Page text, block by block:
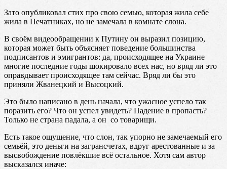
Зато опубликовал стих про свою семью, которая жила себе
жила в Печатниках, но не замечала в комнате слона.
В своём видеообращении к Путину он выразил позицию,
которая может быть объясняет поведение большинства
подписантов и эмигрантов: да, происходящее на Украине
многие последние годы шокировало всех нас, но вряд ли это
оправдывает происходящее там сейчас. Вряд ли бы это
приняли Жванецкий и Высоцкий.
Это было написано в день начала, что ужасное успело так
поразить его? Что он успел увидеть? Падение в пропасть?
Только не страна падала, а он со товарищи.
Есть такое ощущение, что слон, так упорно не замечаемый его
семьёй, это деньги на загрансчетах, вдруг арестованные и за
высвобождение повлёкшие всё остальное. Хотя сам автор
высказался иначе: